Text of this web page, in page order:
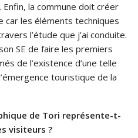
la commune doit créer
les éléments techniques
l’étude que j’ai conduite.
SE de faire les premiers
de l’existence d’une telle
touristique de la
de Tori représente-t-
visiteurs ?